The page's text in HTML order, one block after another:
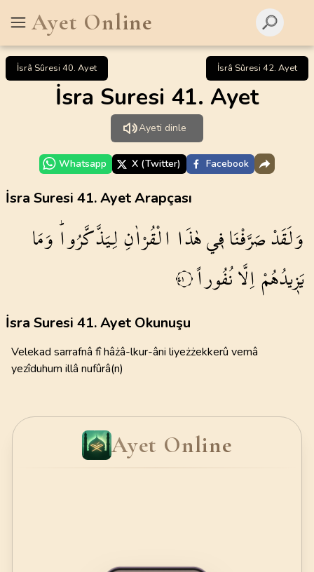
Ayet Online
İsrâ Sûresi 40. Ayet İsrâ Sûresi 42. Ayet
İsra Suresi 41. Ayet
Ayeti dinle
Whatsapp X (Twitter) Facebook
İsra Suresi 41. Ayet Arapçası
وَلَقَدْصَرَّفْنَاف۪يهٰذَا الْقُرْاٰنِلِيَذَّكَّرُواۜوَمَا
يَز۪يدُهُمْاِلَّانُفُوراً ٤١
İsra Suresi 41. Ayet Okunuşu
Velekad sarrafnâ fî hâżâ-lkur-âni liyeżżekkerû vemâ
yezîduhum illâ nufûrâ(n)
Ayet Online